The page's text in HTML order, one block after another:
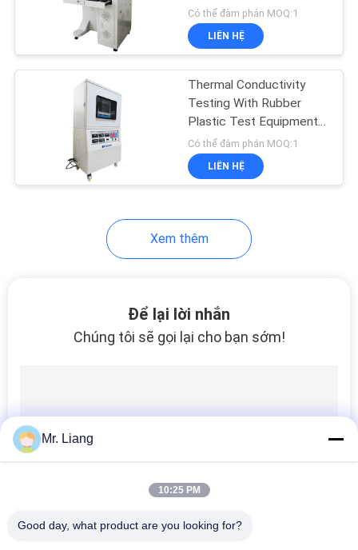
MẬT
Thiết bị kiểm tra IP
Phòng kiểm tra ăn
Kiểm tra Bao bì ISTA
Thermal Conductivity
Testing / Material
Thermal Conductivit
Có thể đàm phán MOQ:1
LIÊN HỆ
Thermal Conductivity
Testing With Rubber
Plastic Test Equipment
Specimen Size / Digital
Thickness Measurement
/ Board Materials
Có thể đàm phán MOQ:1
LIÊN HỆ
Xem thêm
Để lại lời nhắn
Chúng tôi sẽ gọi lại cho bạn sớm!
Mr. Liang
10:25 PM
Good day, what product are you looking for?